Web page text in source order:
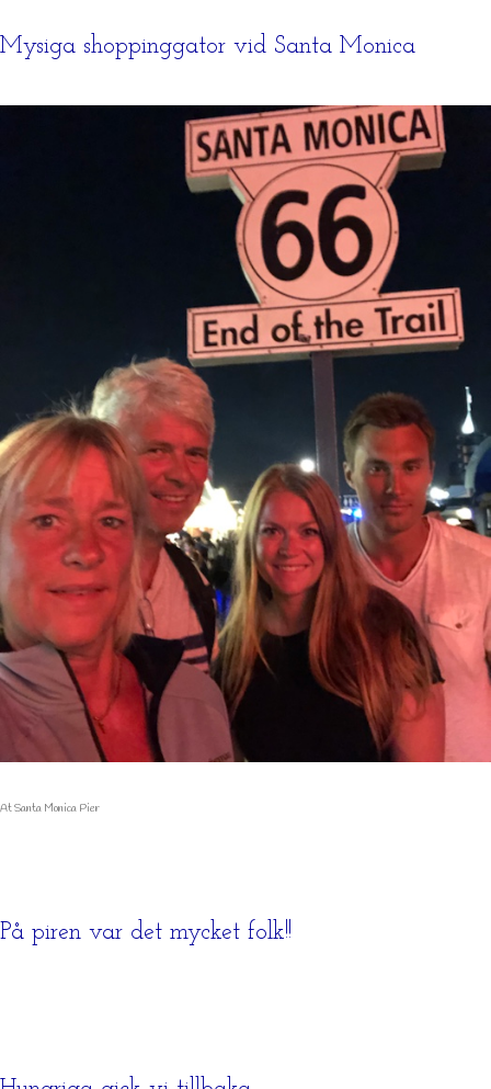
Mysiga shoppinggator vid Santa Monica
At Santa Monica Pier
På piren var det mycket folk!!